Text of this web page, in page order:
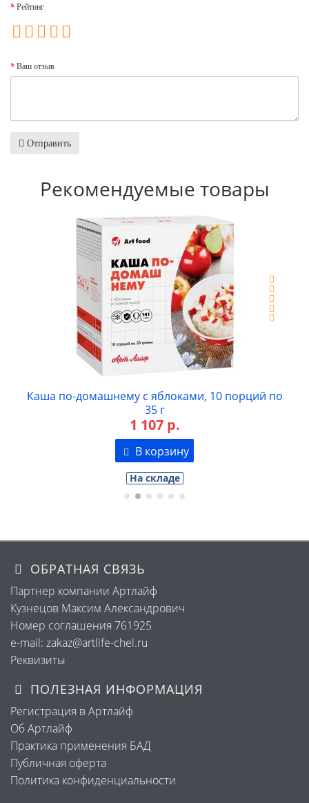
Рейтинг
Ваш отзыв
Отправить
Рекомендуемые товары
Каша по-домашнему с яблоками, 10 порций по
35 г
1 107 р.
В корзину
На складе
ОБРАТНАЯ СВЯЗЬ
Партнер компании Артлайф
Кузнецов Максим Александрович
Номер соглашения 761925
e-mail: zakaz@artlife-chel.ru
Реквизиты
ПОЛЕЗНАЯ ИНФОРМАЦИЯ
Регистрация в Артлайф
Об Артлайф
Практика применения БАД
Публичная оферта
Политика конфиденциальности